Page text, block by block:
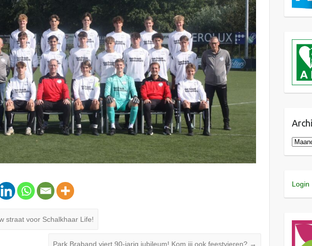
straat voor Schalkhaar Life!
Park Braband viert 90-jarig jubileum! Kom jij ook feestvieren? →
Login